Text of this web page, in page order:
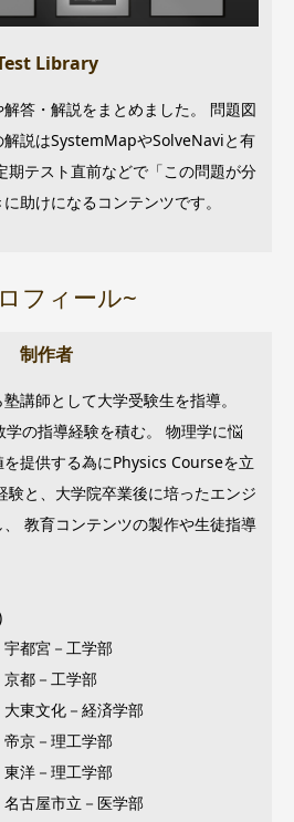
Library
答・解説をまとめました。 問題図
説はSystemMapやSolveNaviと有
期テスト直前などで「この問題が分
助けになるコンテンツです。
フィール~
制作者
講師として大学受験生を指導。
の指導経験を積む。 物理学に悩
提供する為にPhysics Courseを立
験と、大学院卒業後に培ったエンジ
教育コンテンツの製作や生徒指導
宮－工学部
－工学部
文化－経済学部
－理工学部
－理工学部
屋市立－医学部